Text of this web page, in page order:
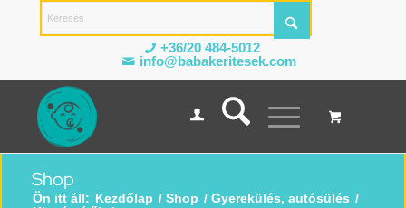
+36/20 484-5012
info@babakeritesek.com
Shop
Ön itt áll: Kezdőlap / Shop / Gyerekülés, autósülés /